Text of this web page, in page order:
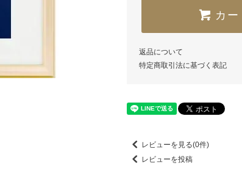
カ
返品について
特定商取引法に基づく表記
レビューを見る(0件)
レビューを投稿